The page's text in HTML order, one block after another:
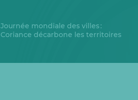
Journée mondiale des villes :
Coriance décarbone les territoires